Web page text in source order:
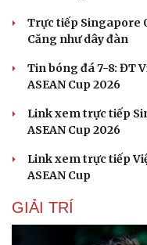
Trực tiếp Singapore
Căng như dây đàn
Tin bóng đá 7-8: ĐT
ASEAN Cup 2026
Link xem trực tiếp
ASEAN Cup 2026
Link xem trực tiếp
ASEAN Cup
GIẢI TRÍ